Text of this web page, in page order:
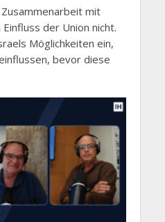
mit
der Union nicht.
Möglichkeiten ein,
bevor diese